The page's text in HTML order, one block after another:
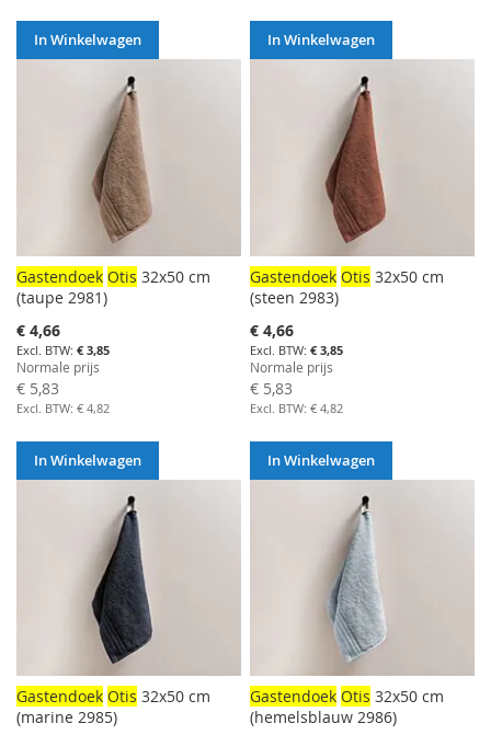
In Winkelwagen In Winkelwagen
Gastendoek Otis 32x50 cm
(taupe 2981)
Aanbiedingsprijs
€ 4,66
€ 3,85
Normale prijs
€ 5,83
€ 4,82
In Winkelwagen
Gastendoek Otis 32x50 cm
(steen 2983)
Aanbiedingsprijs
€ 4,66
€ 3,85
Normale prijs
€ 5,83
€ 4,82
In Winkelwagen
Gastendoek Otis 32x50 cm
(marine 2985)
Gastendoek Otis 32x50 cm
(hemelsblauw 2986)